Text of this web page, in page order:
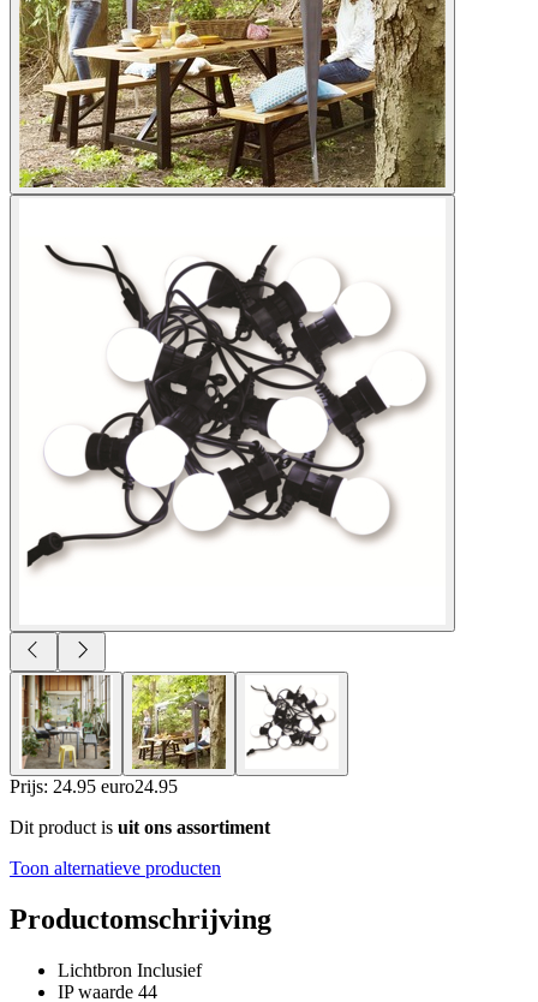
Prijs: 24.95 euro24.95
Dit product is uit ons assortiment
Toon alternatieve producten
Productomschrijving
Lichtbron Inclusief
IP waarde 44